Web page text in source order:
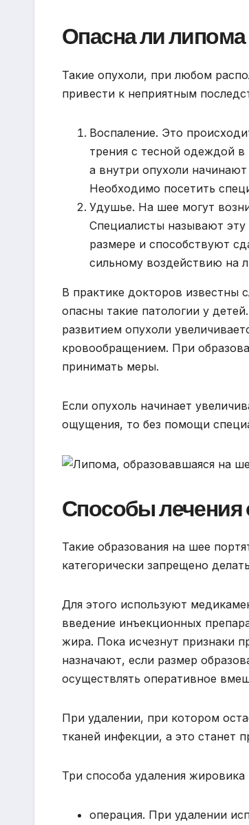
Опасна ли
Такие опухоли, при любом
привести к неприятным
Воспаление. Это
трения с тесной одеждой
а внутри опухоли
Необходимо посетить
Удушье. На шее могут
Специалисты называют
размере и способствуют
сильному воздействию на
В практике докторов известны
опасны такие патологии у
развитием опухоли
кровообращением. При
принимать меры.
Если опухоль начинает
ощущения, то без помощи
Способы лечения
Такие образования на шее
категорически запрещено
Для этого используют
введение инъекционных
жира. Пока исчезнут признаки
назначают, если размер
осуществлять оперативное
При удалении, при котором
тканей инфекции, а это станет
Три способа удаления жировика
операция. При удалении